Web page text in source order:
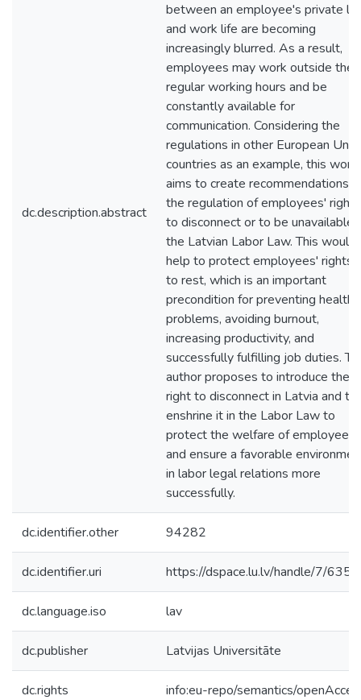
dc.description.abstract
between an employee's private
and work life are becoming
increasingly blurred. As a result,
employees may work outside their
regular working hours and be
constantly available for
communication. Considering the
regulations in other European
countries as an example, this work
aims to create recommendations
the regulation of employees' right
to disconnect or to be unavailable
the Latvian Labor Law. This would
help to protect employees' rights
to rest, which is an important
precondition for preventing health
problems, avoiding burnout,
increasing productivity, and
successfully fulfilling job duties.
author proposes to introduce the
right to disconnect in Latvia and to
enshrine it in the Labor Law to
protect the welfare of employees
and ensure a favorable
in labor legal relations more
successfully.
dc.identifier.other 94282
dc.identifier.uri https://dspace.lu.lv/handle/7/
dc.language.iso lav
dc.publisher Latvijas Universitāte
dc.rights info:eu-repo/semantics/